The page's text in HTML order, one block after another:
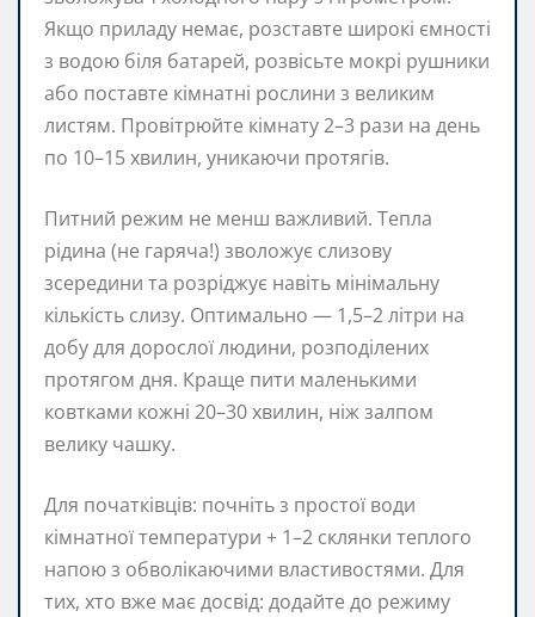
Якщо приладу немає, розставте широкі ємності
з водою біля батарей, розвісьте мокрі рушники
або поставте кімнатні рослини з великим
листям. Провітрюйте кімнату 2–3 рази на день
по 10–15 хвилин, уникаючи протягів.
Питний режим не менш важливий. Тепла
рідина (не гаряча!) зволожує слизову
зсередини та розріджує навіть мінімальну
кількість слизу. Оптимально — 1,5–2 літри на
добу для дорослої людини, розподілених
протягом дня. Краще пити маленькими
ковтками кожні 20–30 хвилин, ніж залпом
велику чашку.
Для початківців: почніть з простої води
кімнатної температури + 1–2 склянки теплого
напою з обволікаючими властивостями. Для
тих, хто вже має досвід: додайте до режиму